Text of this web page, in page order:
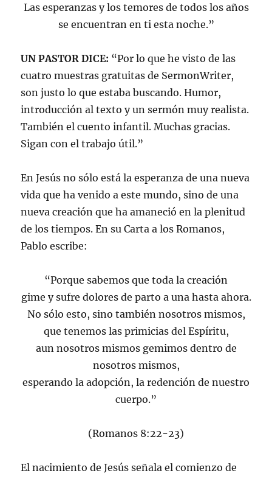
Las esperanzas y los temores de todos los años
se encuentran en ti esta noche.”
UN PASTOR DICE: “Por lo que he visto de las
cuatro muestras gratuitas de SermonWriter,
son justo lo que estaba buscando. Humor,
introducción al texto y un sermón muy realista.
También el cuento infantil. Muchas gracias.
Sigan con el trabajo útil.”
En Jesús no sólo está la esperanza de una nueva
vida que ha venido a este mundo, sino de una
nueva creación que ha amaneció en la plenitud
de los tiempos. En su Carta a los Romanos,
Pablo escribe:
“Porque sabemos que toda la creación
gime y sufre dolores de parto a una hasta ahora.
No sólo esto, sino también nosotros mismos,
que tenemos las primicias del Espíritu,
aun nosotros mismos gemimos dentro de
nosotros mismos,
esperando la adopción, la redención de nuestro
cuerpo.”
(Romanos 8:22-23)
El nacimiento de Jesús señala el comienzo de